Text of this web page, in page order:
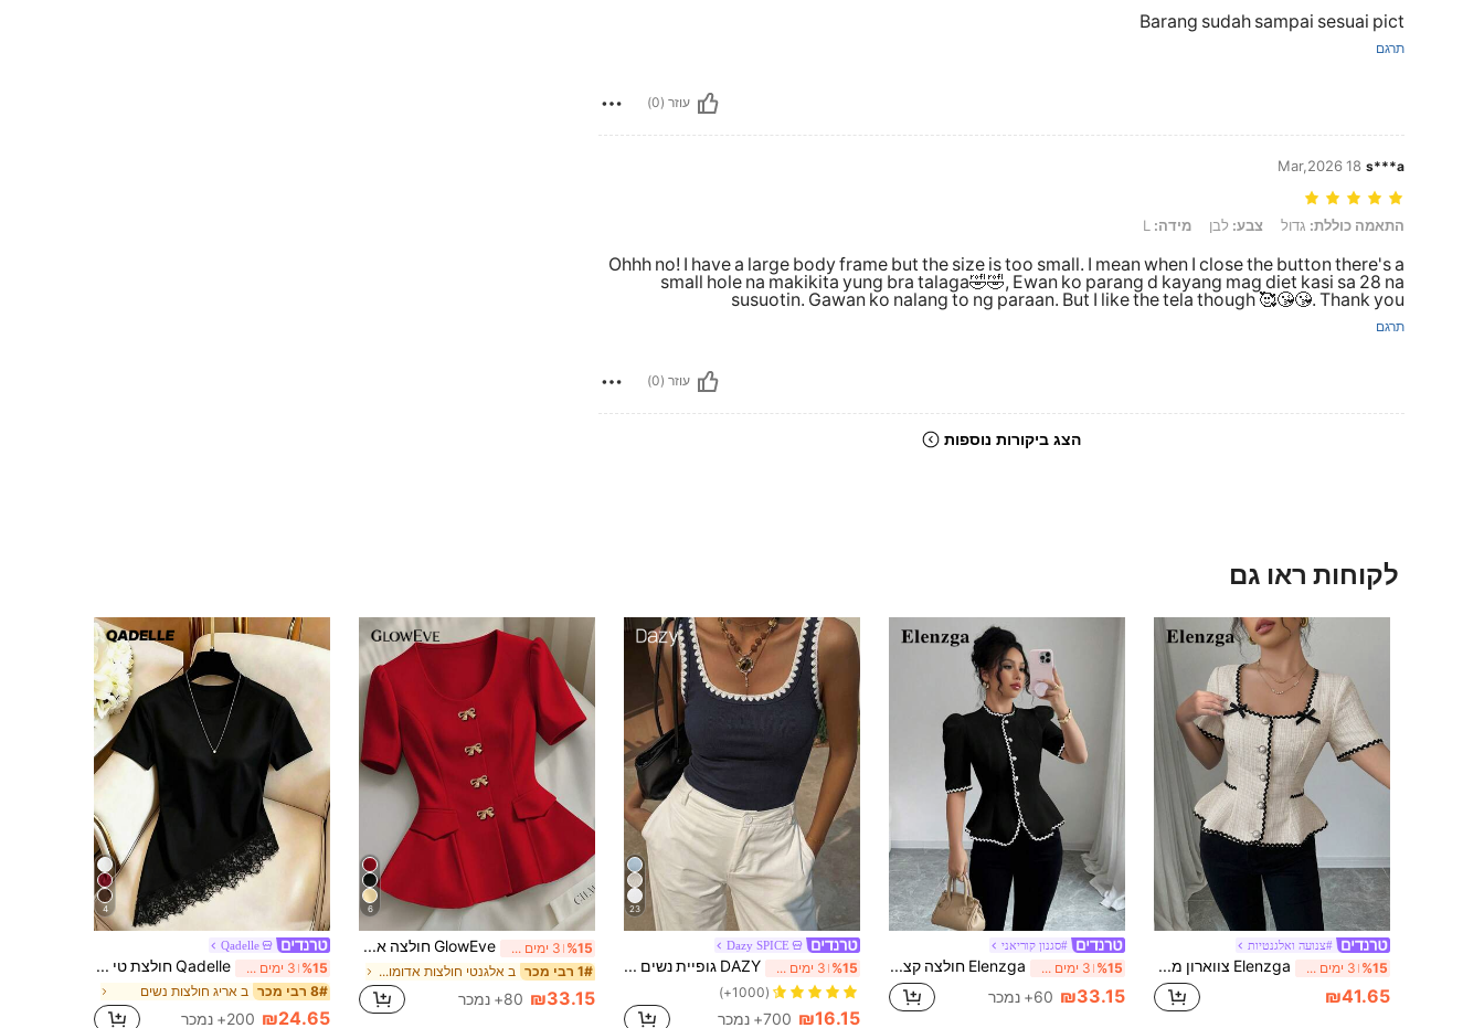
Barang sudah sampai sesuai pict
תרגם
עוזר (0)
s***a
18 Mar,2026
התאמה כוללת: גדול, צבע: לבן, מידה: L
התאמה כוללת: גדול צבע: לבן מידה:
Ohhh no! I have a large body frame but the size is too small. I mean when I close the button there's a
small hole na makikita yung bra talaga🤣🤣, Ewan ko parang d kayang mag diet kasi sa 28 na
susuotin. Gawan ko nalang to ng paraan. But I like the tela though 🥰😘😘. Thank you
תרגם
עוזר (0)
הצג ביקורות נוספות
לקוחות ראו גם
#צנועה ואלגנטיות
%15 3 ימים אחרונים Elenzga צווארון מרובע לנשים A-Line Bowknot פריל חולצת שרוולים קצרים, אביב/קיץ
₪41.65
#סגנון קוריאני
%15 3 ימים אחרונים Elenzga חולצה קצרה עם שרוולים קצרים ועטיפות פנינים בצבעים שונים לנשים
₪33.15 60+ נמכר
23
Dazy SPICE
%15 3 ימים אחרונים DAZY גופיית נשים צמודה קז'ואל לחופשת קיץ בצבע כחול נייבי עם עיטור ניגודי
(1000+)
₪16.15 700+ נמכר
6
%15 3 ימים אחרונים GlowEve חולצה אלגנטית וייחודית עם שרוולים קצרים לנשים
1# רבי מכר ב אלגנטי חולצות אדומות לנשים
₪33.15 80+ נמכר
4
Qadelle
%15 3 ימים אחרונים Qadelle חולצת טי לנשים בצבע אחיד, צווארון עגול, שרוול קצר, עם תחרה בחלק התחתון, סגנון אופנתי
8# רבי מכר ב אריג חולצות נשים
₪24.65 200+ נמכר